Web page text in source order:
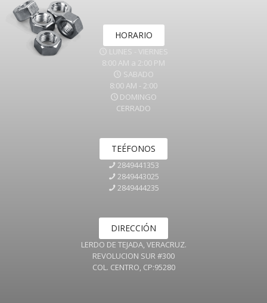
HORARIO
LUNES - VIERNES
8:00 AM a 2:00 PM
SABADO
8:00 AM - 2:00
DOMINGO
CERRADO
TEÉFONOS
2849441353
2849443025
2849444235
DIRECCIÓN
LERDO DE TEJADA, VERACRUZ.
REVOLUCION SUR #300
COL. CENTRO, CP:95280